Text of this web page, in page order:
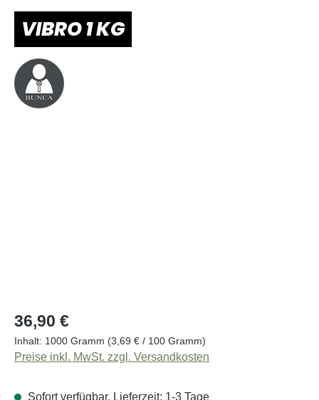
VIBRO 1 KG
36,90 €
Inhalt: 1000 Gramm (3,69 € / 100 Gramm)
Preise inkl. MwSt. zzgl. Versandkosten
Sofort verfügbar, Lieferzeit: 1-3 Tage